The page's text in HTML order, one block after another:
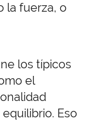
la fuerza, o
los típicos
el
Eso